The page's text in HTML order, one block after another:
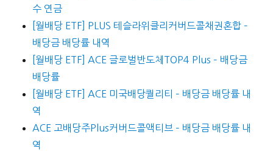
수 연금
[월배당 ETF] PLUS 테슬라위클리커버드콜채권혼합 –
배당금 배당률 내역
[월배당 ETF] ACE 글로벌반도체TOP4 Plus – 배당금
배당률
[월배당 ETF] ACE 미국배당퀄리티 – 배당금 배당률 내
역
ACE 고배당주Plus커버드콜액티브 – 배당금 배당률 내
역